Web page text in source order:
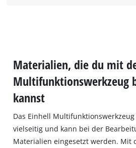
Materialien, die du mit
Multifunktionswerkzeug
kannst
Das Einhell
vielseitig und kann bei der
Materialien eingesetzt werden. Mit